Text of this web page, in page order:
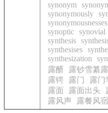
synonym
synonymously
synonymousnesses
synoptic synovial
synthesis
synthesises
synthesization
露醑
露钞雪纂
露锷
露门 露门
露面
露面出头
露风声
露餐风宿